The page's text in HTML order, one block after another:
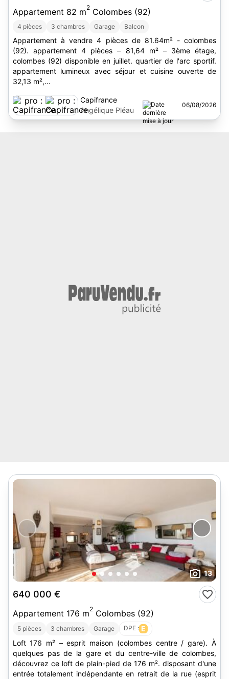
Appartement 82 m2 Colombes (92)
4 pièces 3 chambres Garage Balcon
Appartement à vendre 4 pièces de 81.64m² - colombes
(92). appartement 4 pièces – 81,64 m² – 3ème étage,
colombes (92) disponible en juillet. quartier de l'arc sportif.
appartement lumineux avec séjour et cuisine ouverte de
32,13 m²,...
Capifrance
Angélique Pléau
06/08/2026
13
640 000 €
Appartement 176 m2 Colombes (92)
5 pièces 3 chambres Garage DPE : E
Loft 176 m² – esprit maison (colombes centre / gare). À
quelques pas de la gare et du centre-ville de colombes,
découvrez ce loft de plain-pied de 176 m². disposant d'une
entrée totalement indépendante en retrait de la rue (esprit